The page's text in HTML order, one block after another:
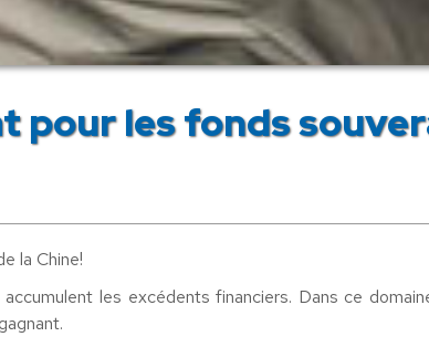
pour les fonds
la Chine!
les excédents financiers. Dans ce